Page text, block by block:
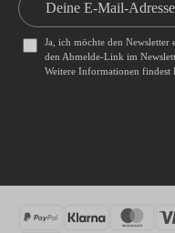
Ja, ich möchte den
den Abmelde-Link im
Weitere Informationen findest